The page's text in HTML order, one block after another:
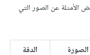
الأمثلة عن الصور التي
الصورة
الدقة